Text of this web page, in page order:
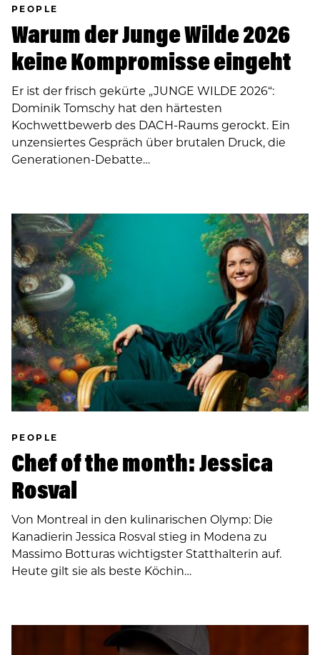
PEOPLE
Warum der Junge Wilde 2026
keine Kompromisse eingeht
Er ist der frisch gekürte „JUNGE WILDE 2026“:
Dominik Tomschy hat den härtesten
Kochwettbewerb des DACH-Raums gerockt. Ein
unzensiertes Gespräch über brutalen Druck, die
Generationen-Debatte…
PEOPLE
Chef of the month: Jessica
Rosval
Von Montreal in den kulinarischen Olymp: Die
Kanadierin Jessica Rosval stieg in Modena zu
Massimo Botturas wichtigster Statthalterin auf.
Heute gilt sie als beste Köchin…